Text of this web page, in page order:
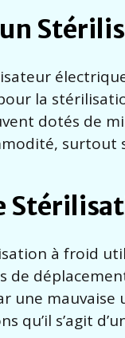
la
dotés de
surtout
à froid
une
qu’il s’agit